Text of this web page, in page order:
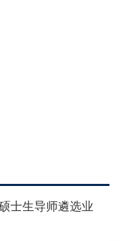
士生导师遴选业